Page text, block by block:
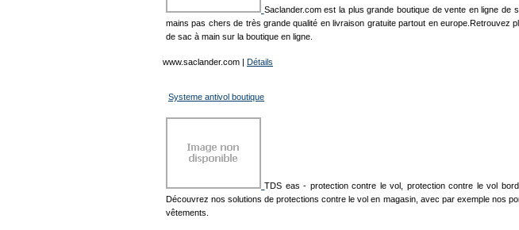
Saclander.com est la plus grande boutique de vente en ligne de
mains pas chers de très grande qualité en livraison gratuite partout en europe.Retrouvez
de sac à main sur la boutique en ligne.
www.saclander.com | Détails
Systeme antivol boutique
TDS eas - protection contre le vol, protection contre le vol
Découvrez nos solutions de protections contre le vol en magasin, avec par exemple nos
vêtements.